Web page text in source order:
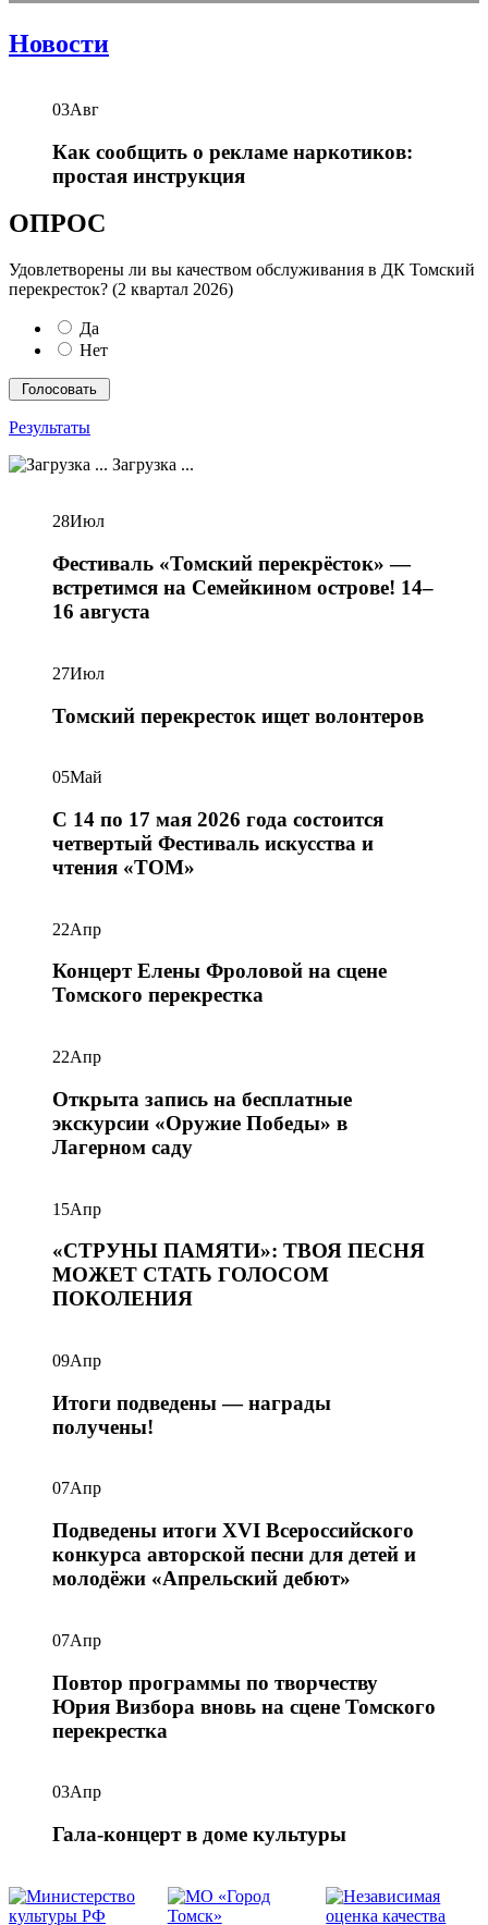
Новости
03Авг
Как сообщить о рекламе наркотиков:
простая инструкция
ОПРОС
Удовлетворены ли вы качеством обслуживания в ДК Томский
перекресток? (2 квартал 2026)
Да
Нет
Результаты
Загрузка ...
28Июл
Фестиваль «Томский перекрёсток» —
встретимся на Семейкином острове! 14–
16 августа
27Июл
Томский перекресток ищет волонтеров
05Май
С 14 по 17 мая 2026 года состоится
четвертый Фестиваль искусства и
чтения «ТОМ»
22Апр
Концерт Елены Фроловой на сцене
Томского перекрестка
22Апр
Открыта запись на бесплатные
экскурсии «Оружие Победы» в
Лагерном саду
15Апр
«СТРУНЫ ПАМЯТИ»: ТВОЯ ПЕСНЯ
МОЖЕТ СТАТЬ ГОЛОСОМ
ПОКОЛЕНИЯ
09Апр
Итоги подведены — награды
получены!
07Апр
Подведены итоги XVI Всероссийского
конкурса авторской песни для детей и
молодёжи «Апрельский дебют»
07Апр
Повтор программы по творчеству
Юрия Визбора вновь на сцене Томского
перекрестка
03Апр
Гала-концерт в доме культуры